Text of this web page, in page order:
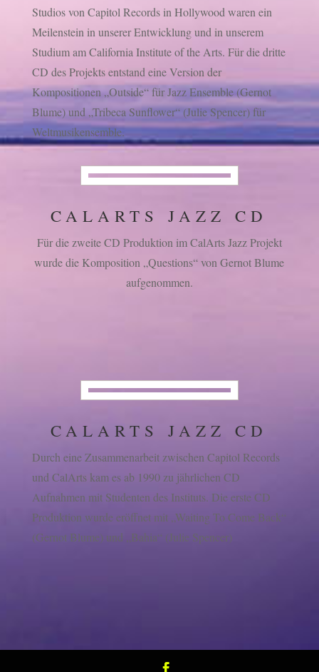
Studios von Capitol Records in Hollywood waren ein
Meilenstein in unserer Entwicklung und in unserem
Studium am California Institute of the Arts. Für die dritte
CD des Projekts entstand eine Version der
Kompositionen „Outside“ für Jazz Ensemble (Gernot
Blume) und „Tribeca Sunflower“ (Julie Spencer) für
Weltmusikensemble.
CALARTS JAZZ CD
Für die zweite CD Produktion im CalArts Jazz Projekt
wurde die Komposition „Questions“ von Gernot Blume
aufgenommen.
CALARTS JAZZ CD
Durch eine Zusammenarbeit zwischen Capitol Records
und CalArts kam es ab 1990 zu jährlichen CD
Aufnahmen mit Studenten des Instituts. Die erste CD
Produktion wurde eröffnet mit „Waiting To Come Back“
(Gernot Blume) und „Bahia“ (Julie Spencer)